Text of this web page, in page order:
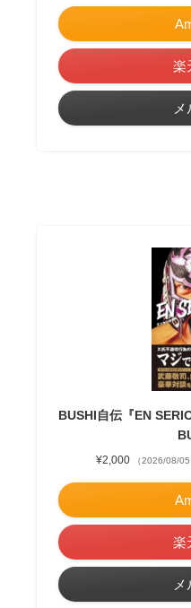
楽
メ
BUSHI自伝『EN
¥2,000 （2026/08/
楽
メ